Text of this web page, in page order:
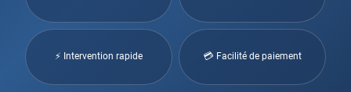
⚡ Intervention rapide 💳 Facilité de paiement